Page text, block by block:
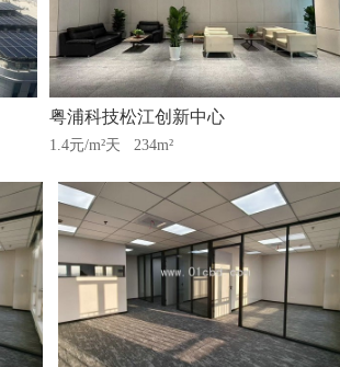
粤浦科技松江创新中心
1.4元/m²天 234m²